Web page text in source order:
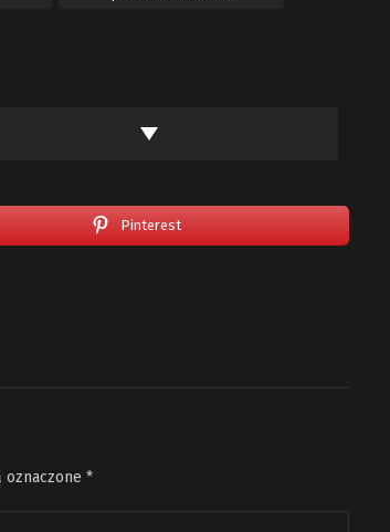
Pinterest
oznaczone *